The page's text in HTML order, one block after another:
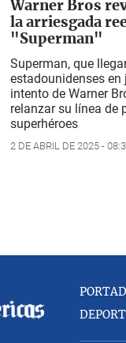
Warner Bros
la arriesgada
"Superman"
Superman,que
estadounidenses en
intento de Warner
relanzar su línea de
superhéroes
2 DE ABRIL DE 2025 -